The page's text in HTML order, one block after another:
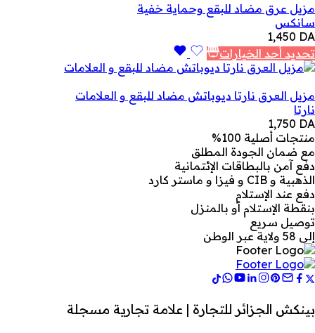
مزيل عرق مضاد للبقع وحماية خفية
سانكس
1,450 DA
تحديد أحد الخيارات
مزيل العرق نارتا ديوباتش مضاد للبقع و العلامات
نارتا
1,750 DA
منتجات أصلية 100%
مع ضمان الجودة المطلق
دفع آمن بالبطاقات الإئتمانية
الذهبية و CIB و فيزا و ماستر كارد
دفع عند الإستلام
بنقطة الإستلام أو بالمنزل
توصيل سريع
إلى 58 ولاية عبر الوطن
بينكش الجزائر للتجارة | علامة تجارية مسجلة